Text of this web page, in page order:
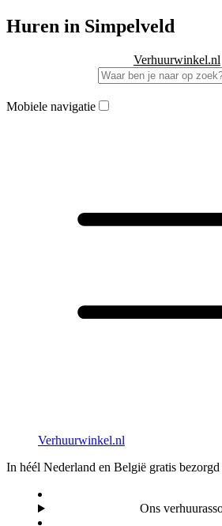
Huren in Simpelveld
Verhuurwinkel.nl
Mobiele navigatie
Verhuurwinkel.nl
In héél Nederland en België gratis
Ons